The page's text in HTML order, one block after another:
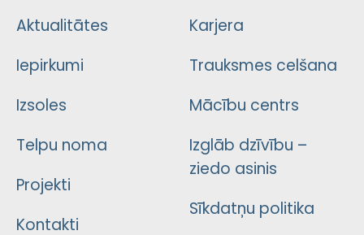
Aktualitātes
Iepirkumi
Izsoles
Telpu noma
Projekti
Kontakti
Karjera
Trauksmes celšana
Mācību centrs
Izglāb dzīvību –
ziedo asinis
Sīkdatņu politika